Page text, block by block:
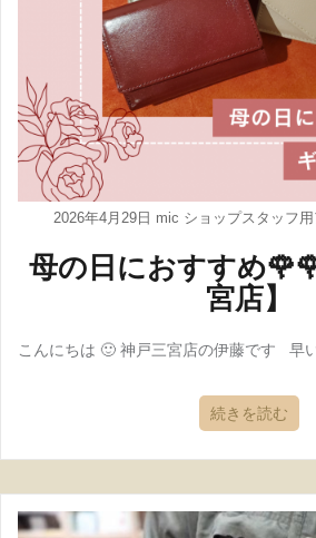
2026年4月29日 mic ショップスタッフ用
母の日におすすめ
宮店】
こんにちは 🙂 神戸三宮店の伊藤です 早
続きを読む